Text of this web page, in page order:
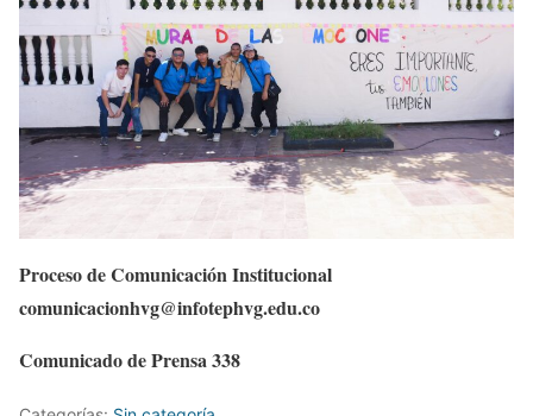
Proceso de Comunicación Institucional
comunicacionhvg@infotephvg.edu.co
Comunicado de Prensa 338